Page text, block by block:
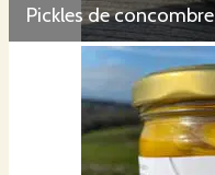
Pickles de concombre